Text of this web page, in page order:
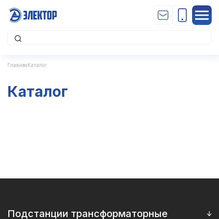
ГлавнаяКаталог
Каталог
Подстанции трансформаторные